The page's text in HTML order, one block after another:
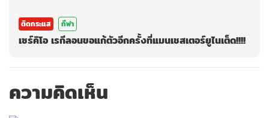
ติดกระแส กีฬา
เซร์คิโอ เรกีลอนขอแก้ตัวอีกครั้งที่แมนเชสเตอร์ยูไนเต็ด!!!!
ความคิดเห็นกรุณาเข้าสู่ระบบ